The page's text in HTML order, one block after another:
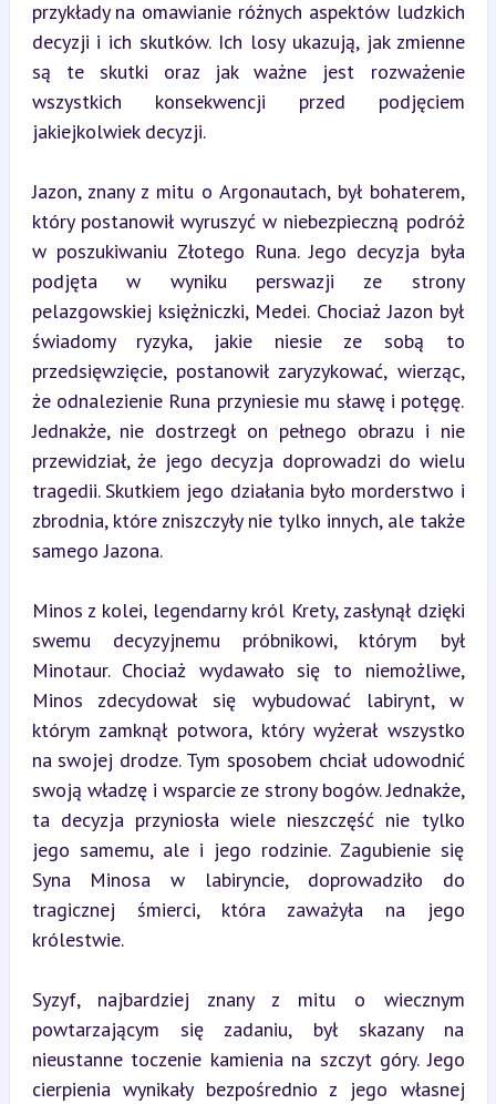
przykłady na omawianie różnych aspektów ludzkich
decyzji i ich skutków. Ich losy ukazują, jak zmienne
są te skutki oraz jak ważne jest rozważenie
wszystkich konsekwencji przed podjęciem
jakiejkolwiek decyzji.
Jazon, znany z mitu o Argonautach, był bohaterem,
który postanowił wyruszyć w niebezpieczną podróż
w poszukiwaniu Złotego Runa. Jego decyzja była
podjęta w wyniku perswazji ze strony
pelazgowskiej księżniczki, Medei. Chociaż Jazon był
świadomy ryzyka, jakie niesie ze sobą to
przedsięwzięcie, postanowił zaryzykować, wierząc,
że odnalezienie Runa przyniesie mu sławę i potęgę.
Jednakże, nie dostrzegł on pełnego obrazu i nie
przewidział, że jego decyzja doprowadzi do wielu
tragedii. Skutkiem jego działania było morderstwo i
zbrodnia, które zniszczyły nie tylko innych, ale także
samego Jazona.
Minos z kolei, legendarny król Krety, zasłynął dzięki
swemu decyzyjnemu próbnikowi, którym był
Minotaur. Chociaż wydawało się to niemożliwe,
Minos zdecydował się wybudować labirynt, w
którym zamknął potwora, który wyżerał wszystko
na swojej drodze. Tym sposobem chciał udowodnić
swoją władzę i wsparcie ze strony bogów. Jednakże,
ta decyzja przyniosła wiele nieszczęść nie tylko
jego samemu, ale i jego rodzinie. Zagubienie się
Syna Minosa w labiryncie, doprowadziło do
tragicznej śmierci, która zaważyła na jego
królestwie.
Syzyf, najbardziej znany z mitu o wiecznym
powtarzającym się zadaniu, był skazany na
nieustanne toczenie kamienia na szczyt góry. Jego
cierpienia wynikały bezpośrednio z jego własnej